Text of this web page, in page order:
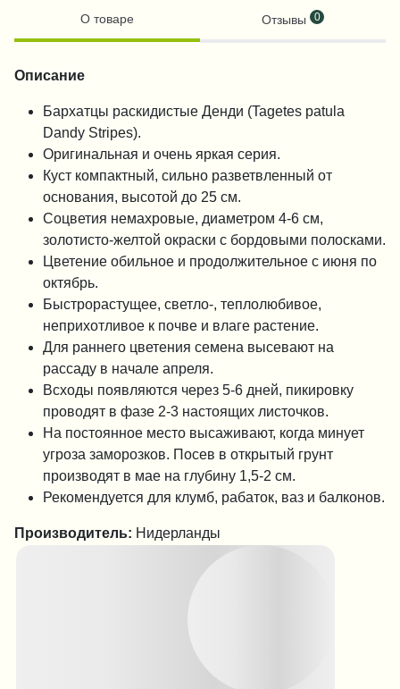
О товаре Отзывы 0
Описание
Бархатцы раскидистые Денди (Tagetes patula
Dandy Stripes).
Оригинальная и очень яркая серия.
Куст компактный, сильно разветвленный от
основания, высотой до 25 см.
Соцветия немахровые, диаметром 4-6 см,
золотисто-желтой окраски с бордовыми полосками.
Цветение обильное и продолжительное с июня по
октябрь.
Быстрорастущее, светло-, теплолюбивое,
неприхотливое к почве и влаге растение.
Для раннего цветения семена высевают на
рассаду в начале апреля.
Всходы появляются через 5-6 дней, пикировку
проводят в фазе 2-3 настоящих листочков.
На постоянное место высаживают, когда минует
угроза заморозков. Посев в открытый грунт
производят в мае на глубину 1,5-2 см.
Рекомендуется для клумб, рабаток, ваз и балконов.
Производитель: Нидерланды